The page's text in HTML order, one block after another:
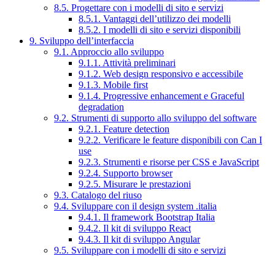
8.5. Progettare con i modelli di sito e servizi
8.5.1. Vantaggi dell’utilizzo dei modelli
8.5.2. I modelli di sito e servizi disponibili
9. Sviluppo dell’interfaccia
9.1. Approccio allo sviluppo
9.1.1. Attività preliminari
9.1.2. Web design responsivo e accessibile
9.1.3. Mobile first
9.1.4. Progressive enhancement e Graceful
degradation
9.2. Strumenti di supporto allo sviluppo del software
9.2.1. Feature detection
9.2.2. Verificare le feature disponibili con Can I
use
9.2.3. Strumenti e risorse per CSS e JavaScript
9.2.4. Supporto browser
9.2.5. Misurare le prestazioni
9.3. Catalogo del riuso
9.4. Sviluppare con il design system .italia
9.4.1. Il framework Bootstrap Italia
9.4.2. Il kit di sviluppo React
9.4.3. Il kit di sviluppo Angular
9.5. Sviluppare con i modelli di sito e servizi